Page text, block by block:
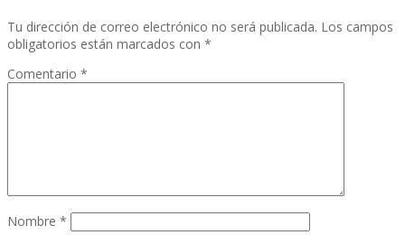
Tu dirección de correo electrónico no será publicada. Los campos
obligatorios están marcados con *
Comentario *
Nombre *